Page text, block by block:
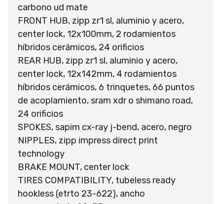
carbono ud mate
FRONT HUB, zipp zr1 sl, aluminio y acero,
center lock, 12x100mm, 2 rodamientos
híbridos cerámicos, 24 orificios
REAR HUB, zipp zr1 sl, aluminio y acero,
center lock, 12x142mm, 4 rodamientos
híbridos cerámicos, 6 trinquetes, 66 puntos
de acoplamiento, sram xdr o shimano road,
24 orificios
SPOKES, sapim cx-ray j-bend, acero, negro
NIPPLES, zipp impress direct print
technology
BRAKE MOUNT, center lock
TIRES COMPATIBILITY, tubeless ready
hookless (etrto 23-622), ancho